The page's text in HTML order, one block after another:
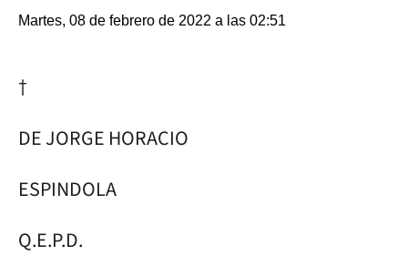
Martes, 08 de febrero de 2022 a las 02:51
†
DE JORGE HORACIO
ESPINDOLA
Q.E.P.D.